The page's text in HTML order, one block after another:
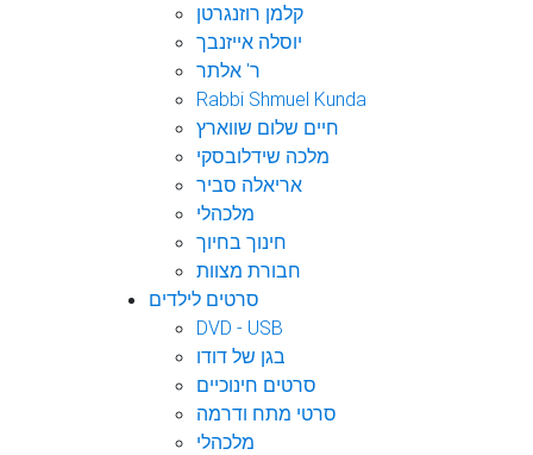
קלמן רוזנגרטן
יוסלה אייזנבך
ר' אלתר
Rabbi Shmuel Kunda
חיים שלום שווארץ
מלכה שידלובסקי
אריאלה סביר
מלכהלי
חינוך בחיוך
חבורת מצוות
סרטים לילדים
DVD - USB
בגן של דודו
סרטים חינוכיים
סרטי מתח ודרמה
מלכהלי